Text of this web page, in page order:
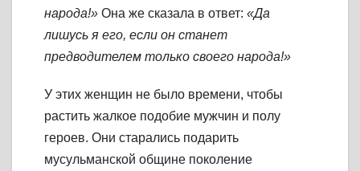
народа!» Она же сказала в ответ: «Да
лишусь я его, если он станет
предводителем только своего народа!»
У этих женщин не было времени, чтобы
растить жалкое подобие мужчин и полу
героев. Они старались подарить
мусульманской общине поколение